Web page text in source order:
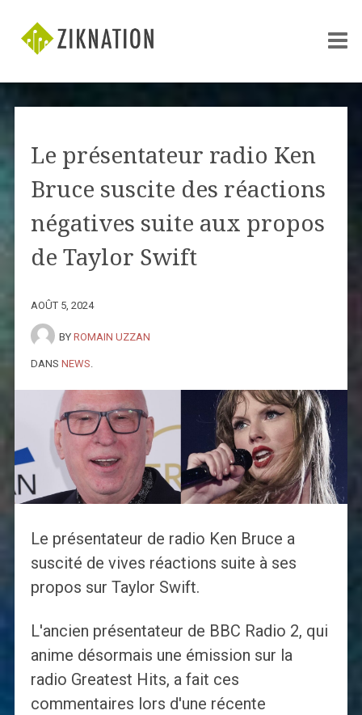
Le présentateur radio Ken
Bruce suscite des réactions
négatives suite aux propos
de Taylor Swift
AOÛT 5, 2024
BY ROMAIN UZZAN
DANS NEWS
Le présentateur de radio Ken Bruce a
suscité de vives réactions suite à ses
propos sur Taylor Swift.
L'ancien présentateur de BBC Radio 2, qui
anime désormais une émission sur la
radio Greatest Hits, a fait ces
commentaires lors d'une récente